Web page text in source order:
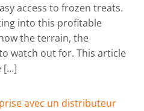
access to frozen treats.
into this profitable
the terrain, the
watch out for. This article
[…]
avec un distributeur